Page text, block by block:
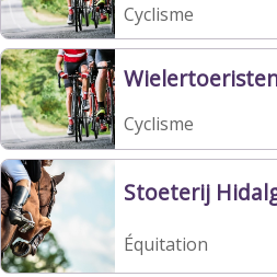
Cyclisme
Cyclisme
Stoeterij
Équitation